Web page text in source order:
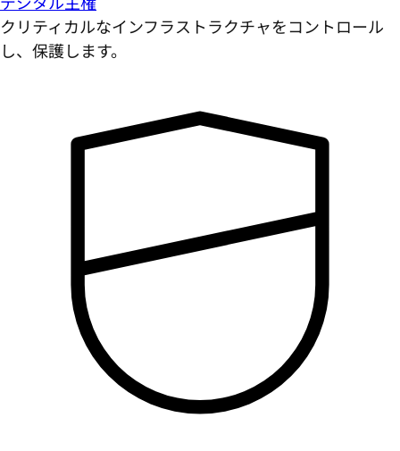
クリティカルなインフラストラクチャをコントロール
し、保護します。